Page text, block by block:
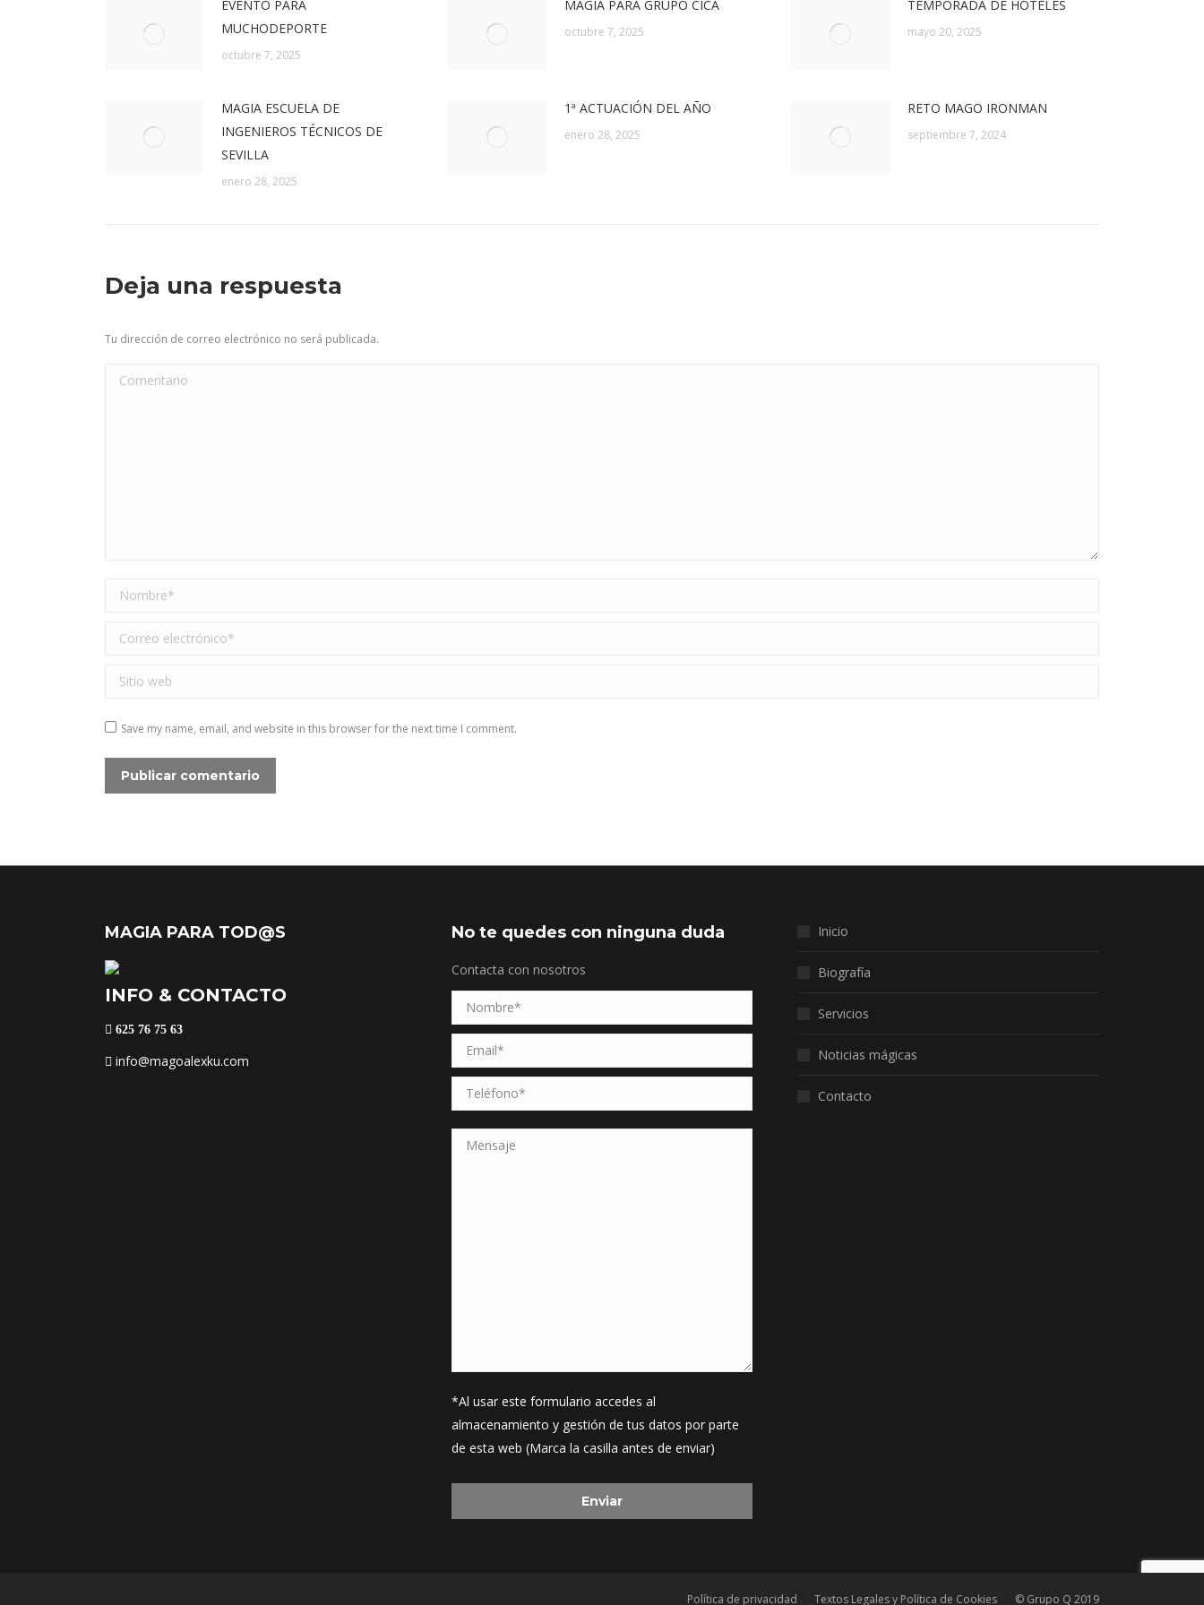
EVENTO PARA
MUCHODEPORTE
octubre 7, 2025
MAGIA PARA GRUPO CICA
octubre 7, 2025
TEMPORADA DE HOTELES
mayo 20, 2025
MAGIA ESCUELA DE
INGENIEROS TÉCNICOS DE
SEVILLA
enero 28, 2025
1ª ACTUACIÓN DEL AÑO
enero 28, 2025
RETO MAGO IRONMAN
septiembre 7, 2024
Deja una respuesta
Tu dirección de correo electrónico no será publicada.
Comentario
Nombre *
Correo electrónico *
Sitio web
Save my name, email, and website in this browser for the next time I comment.
Publicar comentario
MAGIA PARA TOD@S
INFO & CONTACTO
625 76 75 63
info@magoalexku.com
No te quedes con ninguna duda
Contacta con nosotros
*Al usar este formulario accedes al
almacenamiento y gestión de tus datos por parte
de esta web (Marca la casilla antes de enviar)
Inicio
Biografía
Servicios
Noticias mágicas
Contacto
Política de privacidad Textos Legales y Política de Cookies © Grupo Q 2019